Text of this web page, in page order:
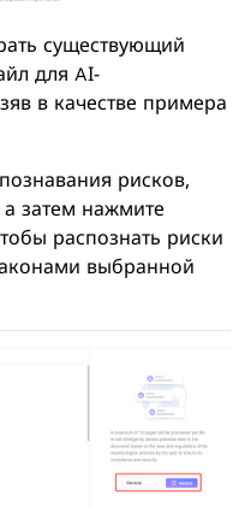
существующий
для AI-
в качестве примера
рисков,
затем нажмите
распознать риски
выбранной